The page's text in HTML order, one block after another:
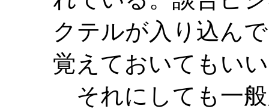
クテルが入り込ん
覚えておいてもい
それにしても一